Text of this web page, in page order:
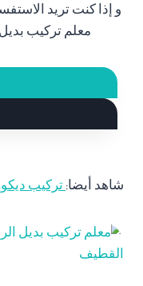
و إذا كنت تريد
معلم تركيب
شاهد أيضا: تركيب